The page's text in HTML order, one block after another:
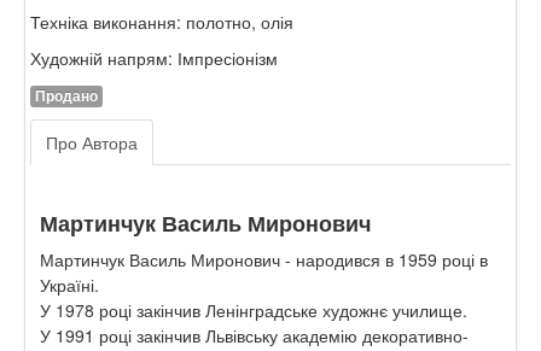
Техніка виконання: полотно, олія
Художній напрям: Імпресіонізм
Продано
Про Автора
Мартинчук Василь Миронович
Мартинчук Василь Миронович - народився в 1959 році в
Україні.
У 1978 році закінчив Ленінградське художнє училище.
У 1991 році закінчив Львівську академію декоративно-